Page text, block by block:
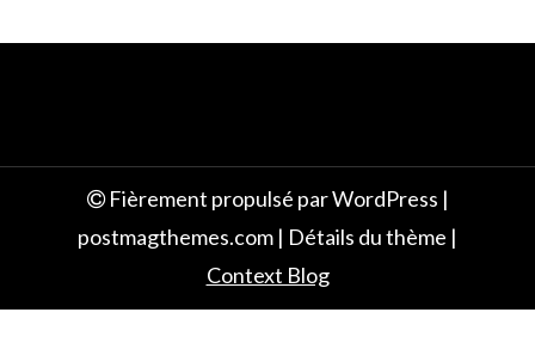
Fièrement propulsé par WordPress |
postmagthemes.com | Détails du thème |
Context Blog